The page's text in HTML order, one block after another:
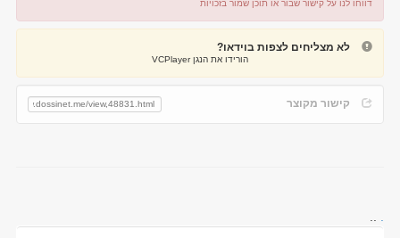
דווחו לנו על קישור שבור או תוכן שמור בזכויות
דיווח על קישור שבור
לא מצליחים לצפות בוידאו?
הורידו את הנגן VCPlayer
קישור מקוצר